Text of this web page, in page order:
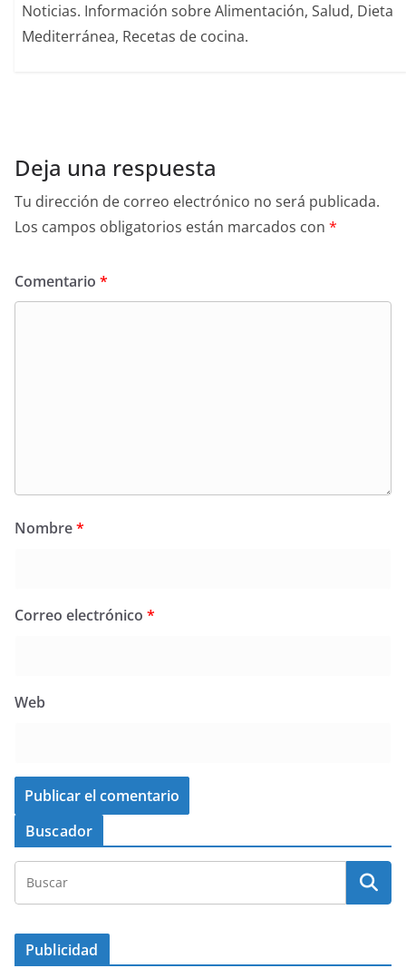
Noticias. Información sobre Alimentación, Salud, Dieta
Mediterránea, Recetas de cocina.
Deja una respuesta
Tu dirección de correo electrónico no será publicada.
Los campos obligatorios están marcados con *
Comentario *
Nombre*
Correo electrónico *
Web
Buscador
Publicidad